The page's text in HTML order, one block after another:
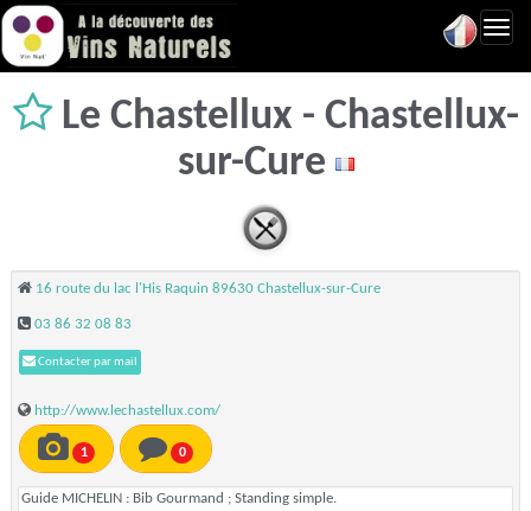
Le Chastellux - Chastellux-
sur-Cure
16 route du lac l'His Raquin 89630 Chastellux-sur-Cure
03 86 32 08 83
Contacter par mail
http://www.lechastellux.com/
1 0
Guide MICHELIN : Bib Gourmand ; Standing simple.